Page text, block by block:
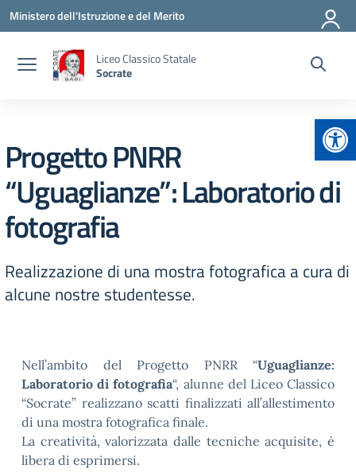
Vai ai contenuti
Vai al menu di navigazione
Vai al footer
Ministero dell'Istruzione e del Merito
Liceo Classico Statale
Socrate
Progetto PNRR
“Uguaglianze”: Laboratorio di
fotografia
Realizzazione di una mostra fotografica a cura di
alcune nostre studentesse.
Nell’ambito del Progetto PNRR “Uguaglianze:
Laboratorio di fotografia“, alunne del Liceo Classico
“Socrate” realizzano scatti finalizzati all’allestimento
di una mostra fotografica finale.
La creatività, valorizzata dalle tecniche acquisite, è
libera di esprimersi.